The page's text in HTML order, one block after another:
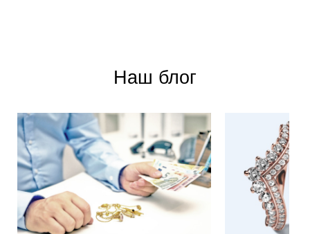
Наш блог